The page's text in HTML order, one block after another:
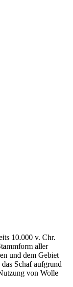
10.000 v. Chr.
aller
und dem Gebiet
Schaf aufgrund
von Wolle